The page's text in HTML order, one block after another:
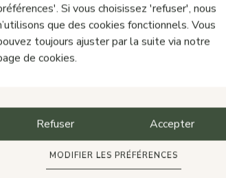
Si vous choisissez 'refuser', nous
que des cookies fonctionnels. Vous
toujours ajuster par la suite via notre
de cookies.
Refuser Accepter
MODIFIER LES PRÉFÉRENCES